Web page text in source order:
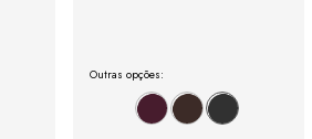
Outras opções: